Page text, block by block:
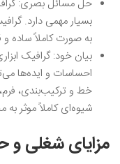
حل مسائل بصری:
بسیار مهمی دارد.
به صورت کاملاً ساده و
بیان خود: گرافیک
احساسات و ایده‌ها
خط و ترکیب‌بندی،
شیوه‌ای کاملاً موثر به
مزایای شغلی و